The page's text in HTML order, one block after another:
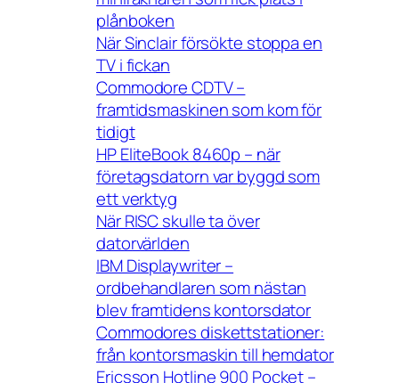
plånboken
När Sinclair försökte stoppa en
TV i fickan
Commodore CDTV –
framtidsmaskinen som kom för
tidigt
HP EliteBook 8460p – när
företagsdatorn var byggd som
ett verktyg
När RISC skulle ta över
datorvärlden
IBM Displaywriter –
ordbehandlaren som nästan
blev framtidens kontorsdator
Commodores diskettstationer:
från kontorsmaskin till hemdator
Ericsson Hotline 900 Pocket –